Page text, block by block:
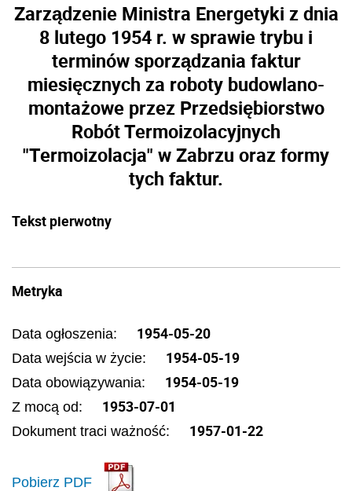
Zarządzenie Ministra Energetyki z dnia
8 lutego 1954 r. w sprawie trybu i
terminów sporządzania faktur
miesięcznych za roboty budowlano-
montażowe przez Przedsiębiorstwo
Robót Termoizolacyjnych
"Termoizolacja" w Zabrzu oraz formy
tych faktur.
Tekst pierwotny
Metryka
Data ogłoszenia: 1954-05-20
Data wejścia w życie: 1954-05-19
Data obowiązywania: 1954-05-19
Z mocą od: 1953-07-01
Dokument traci ważność: 1957-01-22
Pobierz PDF